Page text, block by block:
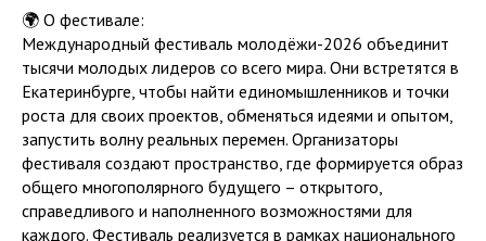
🌍 О фестивале:
Международный фестиваль молодёжи-2026 объединит
тысячи молодых лидеров со всего мира. Они встретятся в
Екатеринбурге, чтобы найти единомышленников и точки
роста для своих проектов, обменяться идеями и опытом,
запустить волну реальных перемен. Организаторы
фестиваля создают пространство, где формируется образ
общего многополярного будущего – открытого,
справедливого и наполненного возможностями для
каждого. Фестиваль реализуется в рамках национального